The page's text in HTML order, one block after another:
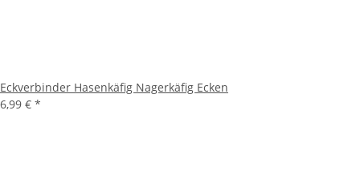
Eckverbinder Hasenkäfig Nagerkäfig Ecken
6,99 € *